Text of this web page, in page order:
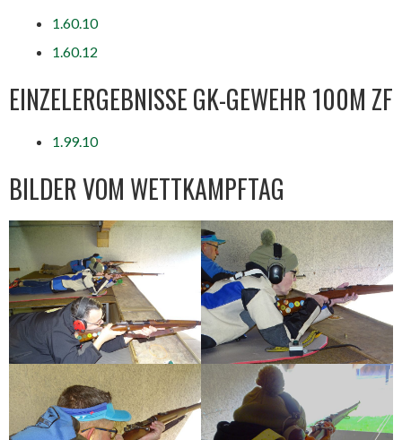
1.60.10
1.60.12
EINZELERGEBNISSE GK-GEWEHR 100M ZF
1.99.10
BILDER VOM WETTKAMPFTAG